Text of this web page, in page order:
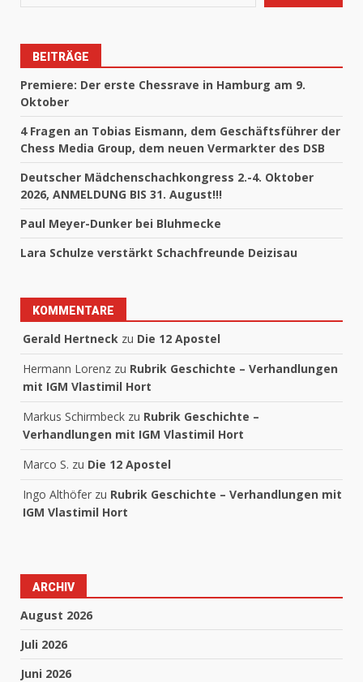
BEITRÄGE
Premiere: Der erste Chessrave in Hamburg am 9.
Oktober
4 Fragen an Tobias Eismann, dem Geschäftsführer der
Chess Media Group, dem neuen Vermarkter des DSB
Deutscher Mädchenschachkongress 2.-4. Oktober
2026, ANMELDUNG BIS 31. August!!!
Paul Meyer-Dunker bei Bluhmecke
Lara Schulze verstärkt Schachfreunde Deizisau
KOMMENTARE
Gerald Hertneck zu Die 12 Apostel
Hermann Lorenz zu Rubrik Geschichte – Verhandlungen
mit IGM Vlastimil Hort
Markus Schirmbeck zu Rubrik Geschichte –
Verhandlungen mit IGM Vlastimil Hort
Marco S. zu Die 12 Apostel
Ingo Althöfer zu Rubrik Geschichte – Verhandlungen mit
IGM Vlastimil Hort
ARCHIV
August 2026
Juli 2026
Juni 2026